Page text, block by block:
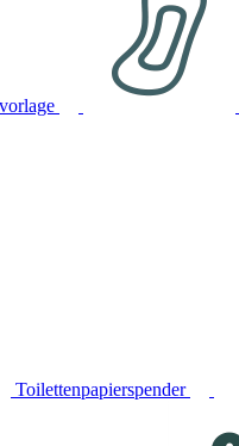
Toilettenpapierspender